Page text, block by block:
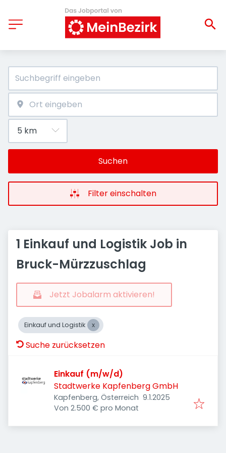
Suchen
Filter einschalten
1 Einkauf und Logistik Job in
Bruck-Mürzzuschlag
Jetzt Jobalarm aktivieren!
Einkauf und Logistik
Suche zurücksetzen
Einkauf (m/w/d)
Stadtwerke Kapfenberg GmbH
Kapfenberg, Österreich Veröffentlicht
9.1.2025
Von 2.500 € pro Monat